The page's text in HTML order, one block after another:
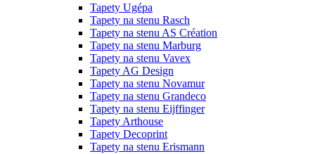
Tapety Ugépa
Tapety na stenu Rasch
Tapety na stenu AS Création
Tapety na stenu Marburg
Tapety na stenu Vavex
Tapety AG Design
Tapety na stenu Novamur
Tapety na stenu Grandeco
Tapety na stenu Eijffinger
Tapety Arthouse
Tapety Decoprint
Tapety na stenu Erismann